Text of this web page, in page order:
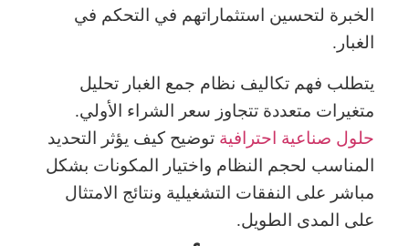
الخبرة لتحسين استثماراتهم في التحكم في
الغبار.
يتطلب فهم تكاليف نظام جمع الغبار تحليل
متغيرات متعددة تتجاوز سعر الشراء الأولي.
حلول صناعية احترافيةتوضيح كيف يؤثر التحديد
المناسب لحجم النظام واختيار المكونات بشكل
مباشر على النفقات التشغيلية ونتائج الامتثال
على المدى الطويل.